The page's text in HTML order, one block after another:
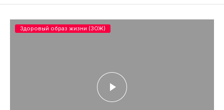
Здоровый образ жизни (ЗОЖ)